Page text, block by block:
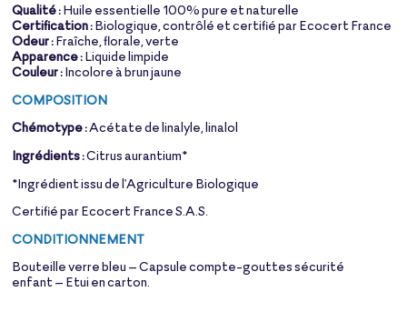
Qualité :Huile essentielle 100% pure et naturelle
Certification :Biologique, contrôlé et certifié par Ecocert France
Odeur :Fraîche, florale, verte
Apparence :Liquide limpide
Couleur :Incolore à brun jaune
COMPOSITION
Chémotype :Acétate de linalyle, linalol
Ingrédients :Citrus aurantium*
*Ingrédient issu de l'Agriculture Biologique
Certifié par Ecocert France S.A.S.
CONDITIONNEMENT
Bouteille verre bleu – Capsule compte-gouttes sécurité
enfant – Etui en carton.